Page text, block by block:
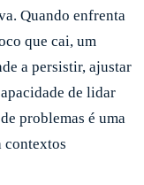
Quando enfrenta
que cai, um
a persistir, ajustar
de lidar
problemas é uma
contextos